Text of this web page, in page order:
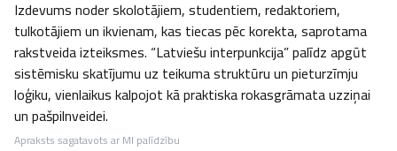
Izdevums noder skolotājiem, studentiem, redaktoriem,
tulkotājiem un ikvienam, kas tiecas pēc korekta, saprotama
rakstveida izteiksmes. “Latviešu interpunkcija” palīdz apgūt
sistēmisku skatījumu uz teikuma struktūru un pieturzīmju
loģiku, vienlaikus kalpojot kā praktiska rokasgrāmata uzziņai
un pašpilnveidei.
Apraksts sagatavots ar MI palīdzību